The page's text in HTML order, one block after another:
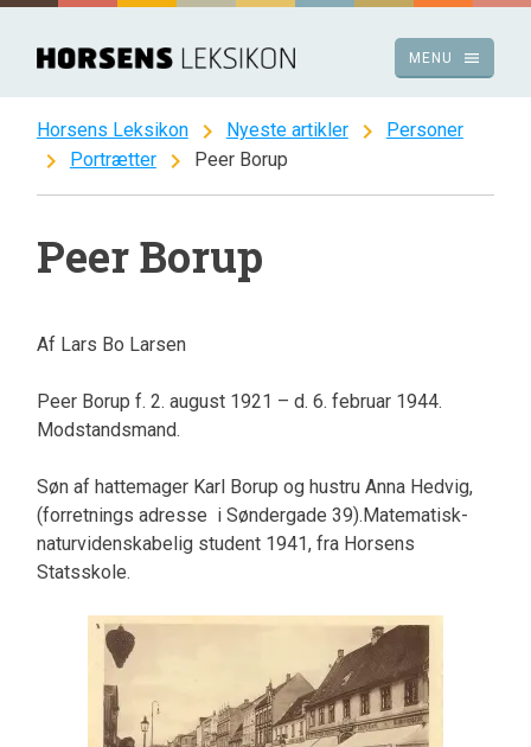
Spring
indhold
menu
MENU
Horsens Leksikon chevron_right Nyeste artikler chevron_right Personer
chevron_right Portrætter chevron_right Peer Borup
Peer Borup
Af Lars Bo Larsen
Peer Borup f. 2. august 1921 – d. 6. februar 1944.
Modstandsmand.
Søn af hattemager Karl Borup og hustru Anna Hedvig,
(forretnings adresse i Søndergade 39).Matematisk-
naturvidenskabelig student 1941, fra Horsens
Statsskole.